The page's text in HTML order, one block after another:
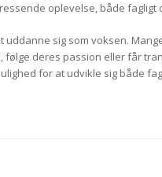
oplevelse, både fagligt
sig som voksen.
deres passion eller får
for at udvikle sig både